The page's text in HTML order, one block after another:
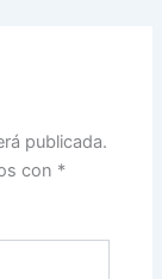
publicada.
con *